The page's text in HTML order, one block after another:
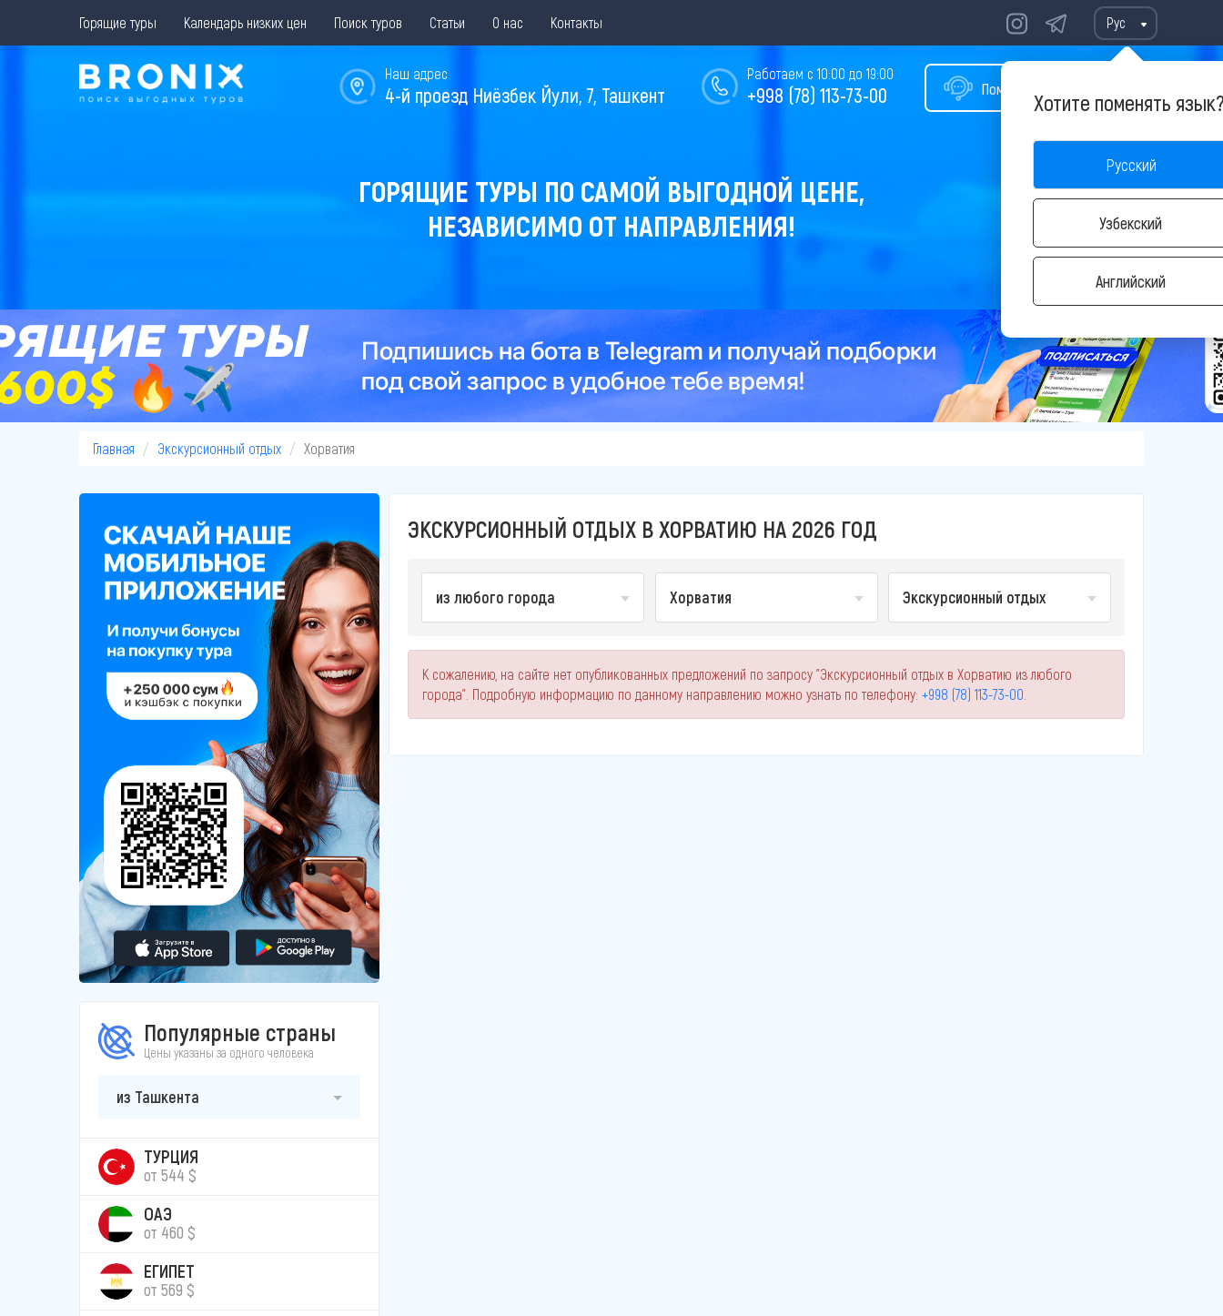
Горящие туры Календарь низких цен Поиск туров Статьи О нас Контакты Рус
Хотите поменять
Русский
Узбекский
Английский
Помощь в подборе тура
Работаем с 10:00 до 19:00
+998 (78) 113-73-00
Наш адрес
4-й проезд Ниёзбек Йули, 7, Ташкент
ГОРЯЩИЕ ТУРЫ ПО САМОЙ ВЫГОДНОЙ ЦЕНЕ,
НЕЗАВИСИМО ОТ НАПРАВЛЕНИЯ!
Главная Экскурсионный отдых Хорватия
Популярные страны
Цены указаны за одного человека
из Ташкента
ТУРЦИЯ
от 544 $
ОАЭ
от 460 $
ЕГИПЕТ
от 569 $
ЭКСКУРСИОННЫЙ ОТДЫХ В ХОРВАТИЮ НА 2026 ГОД
из любого города Хорватия Экскурсионный отдых
К сожалению, на сайте нет опубликованных предложений по запросу "Экскурсионный отдых в Хорватию из любого
города". Подробную информацию по данному направлению можно узнать по телефону: +998 (78) 113-73-00